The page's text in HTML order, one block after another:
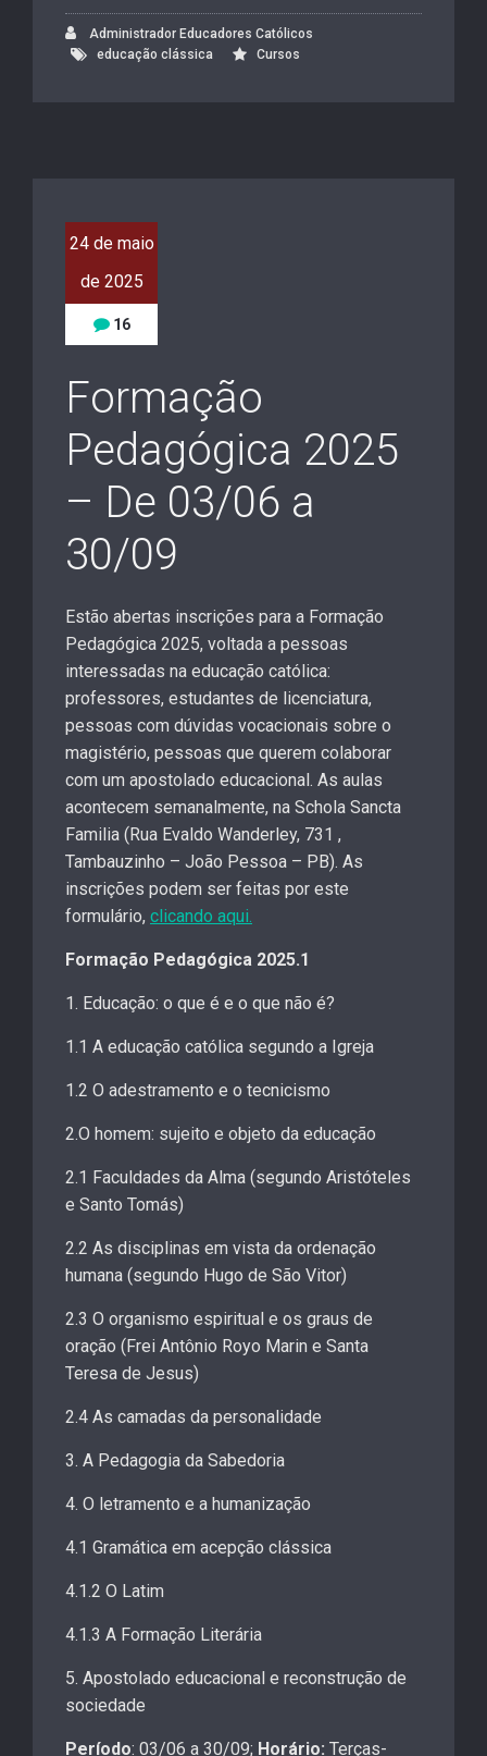
Administrador Educadores Católicos
educação clássica
Cursos
24 de maio
de 2025
16
Formação
Pedagógica 2025
– De 03/06 a
30/09
Estão abertas inscrições para a Formação
Pedagógica 2025, voltada a pessoas
interessadas na educação católica:
professores, estudantes de licenciatura,
pessoas com dúvidas vocacionais sobre o
magistério, pessoas que querem colaborar
com um apostolado educacional. As aulas
acontecem semanalmente, na Schola Sancta
Familia (Rua Evaldo Wanderley, 731 ,
Tambauzinho – João Pessoa – PB). As
inscrições podem ser feitas por este
formulário, clicando aqui.
Formação Pedagógica 2025.1
1. Educação: o que é e o que não é?
1.1 A educação católica segundo a Igreja
1.2 O adestramento e o tecnicismo
2.O homem: sujeito e objeto da educação
2.1 Faculdades da Alma (segundo Aristóteles
e Santo Tomás)
2.2 As disciplinas em vista da ordenação
humana (segundo Hugo de São Vitor)
2.3 O organismo espiritual e os graus de
oração (Frei Antônio Royo Marin e Santa
Teresa de Jesus)
2.4 As camadas da personalidade
3. A Pedagogia da Sabedoria
4. O letramento e a humanização
4.1 Gramática em acepção clássica
4.1.2 O Latim
4.1.3 A Formação Literária
5. Apostolado educacional e reconstrução de
sociedade
Período: 03/06 a 30/09; Horário: Terças-